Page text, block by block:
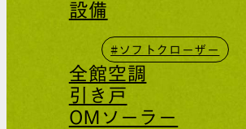
設備
#ソフトクローザー
全館空調
引き戸
OMソーラー